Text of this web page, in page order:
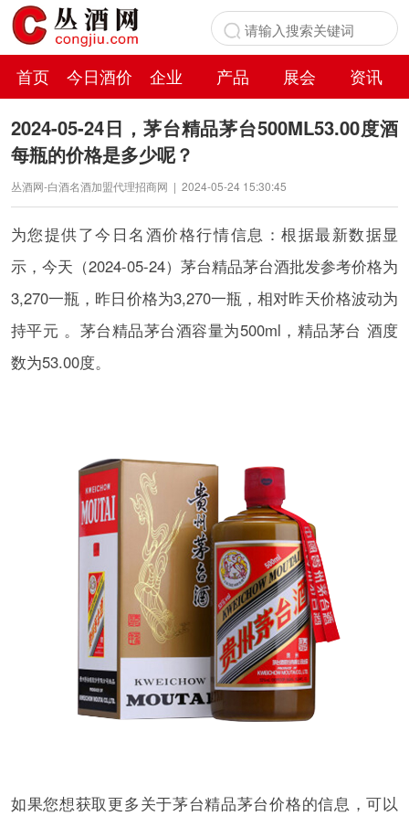
首页 今日酒价 企业 产品 展会
资讯
百科
2024-05-24日，茅台精品茅台500ML53.00度酒
每瓶的价格是多少呢？
丛酒网-白酒名酒加盟代理招商网 | 2024-05-24 15:30:45
为您提供了今日名酒价格行情信息：根据最新数据显
示，今天（2024-05-24）茅台精品茅台酒批发参考价格为
3,270一瓶，昨日价格为3,270一瓶，相对昨天价格波动为
持平元 。茅台精品茅台酒容量为500ml，精品茅台 酒度
数为53.00度。
如果您想获取更多关于茅台精品茅台价格的信息，可以